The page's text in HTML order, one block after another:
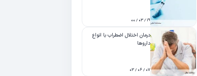
۱۹ / ۰۳ / ۰۰
درمان اختلال اضطراب با انواع
داروها
۰۷ / ۰۶ / ۰۳